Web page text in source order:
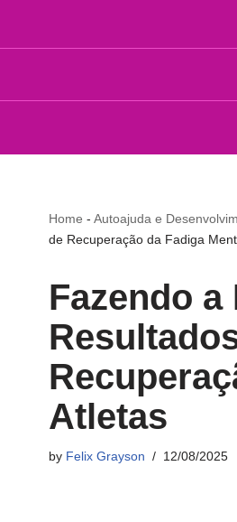
Home - Autoajuda e
de Recuperação da Fadiga
Fazendo
Atletas
by Felix Grayson 12/08/2025